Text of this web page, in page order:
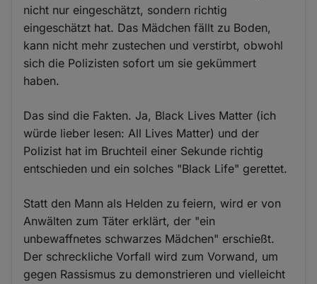
nicht nur eingeschätzt, sondern richtig
eingeschätzt hat. Das Mädchen fällt zu Boden,
kann nicht mehr zustechen und verstirbt, obwohl
sich die Polizisten sofort um sie gekümmert
haben.
Das sind die Fakten. Ja, Black Lives Matter (ich
würde lieber lesen: All Lives Matter) und der
Polizist hat im Bruchteil einer Sekunde richtig
entschieden und ein solches "Black Life" gerettet.
Statt den Mann als Helden zu feiern, wird er von
Anwälten zum Täter erklärt, der "ein
unbewaffnetes schwarzes Mädchen" erschießt.
Der schreckliche Vorfall wird zum Vorwand, um
gegen Rassismus zu demonstrieren und vielleicht